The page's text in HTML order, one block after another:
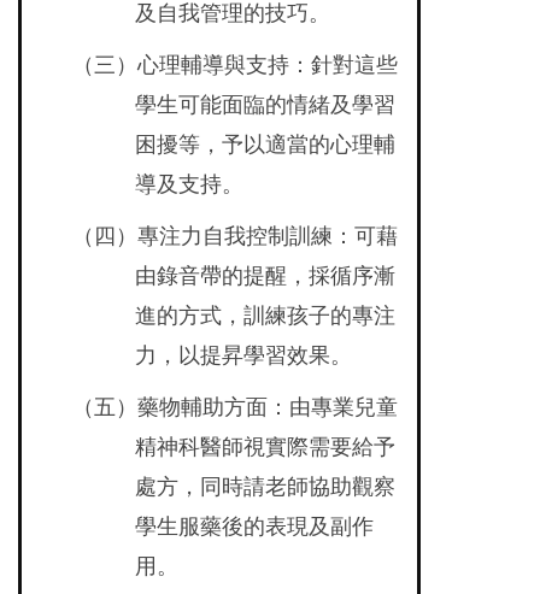
及自我管理的技巧。
（三）心理輔導與支持：針對這些
學生可能面臨的情緒及學習
困擾等，予以適當的心理輔
導及支持。
（四）專注力自我控制訓練：可藉
由錄音帶的提醒，採循序漸
進的方式，訓練孩子的專注
力，以提昇學習效果。
（五）藥物輔助方面：由專業兒童
精神科醫師視實際需要給予
處方，同時請老師協助觀察
學生服藥後的表現及副作
用。